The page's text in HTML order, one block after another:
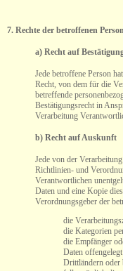
7. Rechte der betroffenen
a) Recht auf
Jede betroffene Person
Recht, von dem für die
betreffende
Bestätigungsrecht in
Verarbeitung
b) Recht auf Auskunft
Jede von der
Richtlinien- und
Verantwortlichen
Daten und eine Kopie
Verordnungsgeber der
die
die Kategorien
die Empfänger
Daten
Drittländern oder